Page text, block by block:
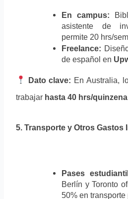
En campus:
asistente de
permite 20 hrs/
Freelance:
de español en
Dato clave: En Australia,
trabajar hasta 40 hrs/quinzena
5. Transporte y Otros Gastos
Pases
Berlín y Toronto
50% en transporte